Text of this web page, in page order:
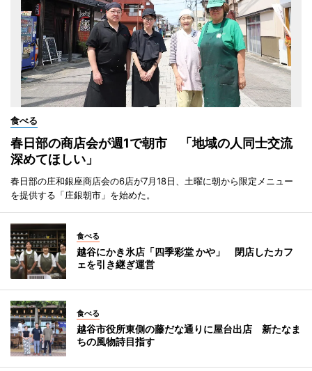
食べる
春日部の商店会が週1で朝市 「地域の人同士交流
深めてほしい」
春日部の庄和銀座商店会の6店が7月18日、土曜に朝から限定メニュー
を提供する「庄銀朝市」を始めた。
食べる
越谷にかき氷店「四季彩堂 かや」 閉店したカフ
ェを引き継ぎ運営
食べる
越谷市役所東側の藤だな通りに屋台出店 新たなま
ちの風物詩目指す